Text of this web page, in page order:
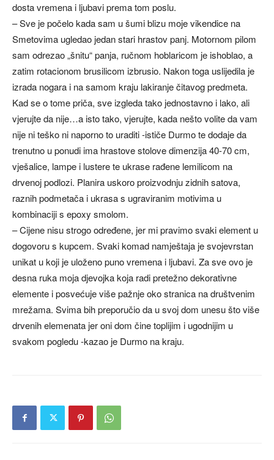
dosta vremena i ljubavi prema tom poslu.
– Sve je počelo kada sam u šumi blizu moje vikendice na
Smetovima ugledao jedan stari hrastov panj. Motornom pilom
sam odrezao „šnitu“ panja, ručnom hoblaricom je ishoblao, a
zatim rotacionom brusilicom izbrusio. Nakon toga uslijedila je
izrada nogara i na samom kraju lakiranje čitavog predmeta.
Kad se o tome priča, sve izgleda tako jednostavno i lako, ali
vjerujte da nije…a isto tako, vjerujte, kada nešto volite da vam
nije ni teško ni naporno to uraditi -ističe Durmo te dodaje da
trenutno u ponudi ima hrastove stolove dimenzija 40-70 cm,
vješalice, lampe i lustere te ukrase rađene lemilicom na
drvenoj podlozi. Planira uskoro proizvodnju zidnih satova,
raznih podmetača i ukrasa s ugraviranim motivima u
kombinaciji s epoxy smolom.
– Cijene nisu strogo određene, jer mi pravimo svaki element u
dogovoru s kupcem. Svaki komad namještaja je svojevrstan
unikat u koji je uloženo puno vremena i ljubavi. Za sve ovo je
desna ruka moja djevojka koja radi pretežno dekorativne
elemente i posvećuje više pažnje oko stranica na društvenim
mrežama. Svima bih preporučio da u svoj dom unesu što više
drvenih elemenata jer oni dom čine toplijim i ugodnijim u
svakom pogledu -kazao je Durmo na kraju.